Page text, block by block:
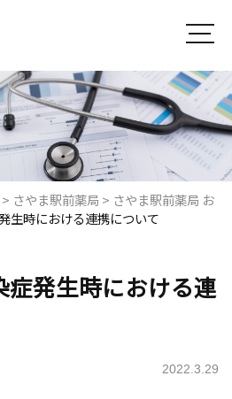
> さやま駅前薬局 > さやま駅前薬局 お
生時における連携について
症発生時における連
2022.3.29